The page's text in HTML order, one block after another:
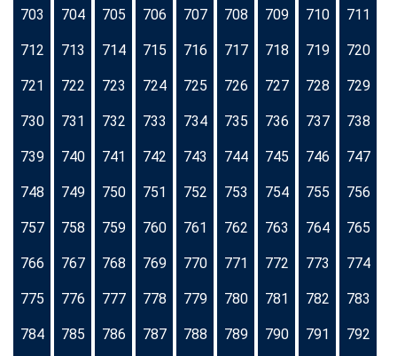
703 704 705 706 707 708 709 710 711
712 713 714 715 716 717 718 719 720
721 722 723 724 725 726 727 728 729
730 731 732 733 734 735 736 737 738
739 740 741 742 743 744 745 746 747
748 749 750 751 752 753 754 755 756
757 758 759 760 761 762 763 764 765
766 767 768 769 770 771 772 773 774
775 776 777 778 779 780 781 782 783
784 785 786 787 788 789 790 791 792